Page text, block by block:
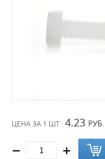
ЦЕНА ЗА 1 ШТ : 4.23 РУБ.